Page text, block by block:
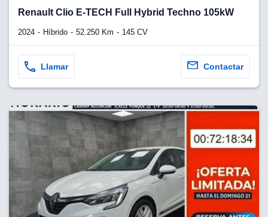
Renault Clio E-TECH Full Hybrid Techno 105kW
2024 Híbrido 52.250 Km 145 CV
Llamar Contactar